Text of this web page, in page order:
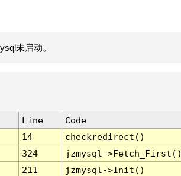
未启动。
Line
Code
14
checkredirect()
324
jzmysql-
211
jzmysql->Init()